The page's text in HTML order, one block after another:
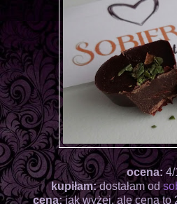
ocena: 4/
kupiłam:dostałam od
cena:jak wyżej, ale cena to